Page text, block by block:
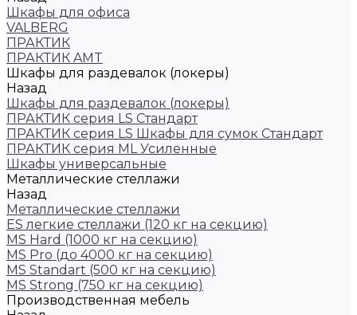
Шкафы для офиса
VALBERG
ПРАКТИК
ПРАКТИК AMT
Шкафы для раздевалок (локеры)
Назад
Шкафы для раздевалок (локеры)
ПРАКТИК cерия LS Стандарт
ПРАКТИК серия LS Шкафы для сумок Стандарт
ПРАКТИК серия ML Усиленные
Шкафы универсальные
Металлические стеллажи
Назад
Металлические стеллажи
ES легкие стеллажи (120 кг на секцию)
MS Hard (1000 кг на секцию)
MS Pro (до 4000 кг на секцию)
MS Standart (500 кг на секцию)
MS Strong (750 кг на секцию)
Производственная мебель